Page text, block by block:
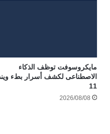
مايكروسوفت توظف الذكاء
الاصطناعى لكشف أسرار بطء
11
2026/08/08